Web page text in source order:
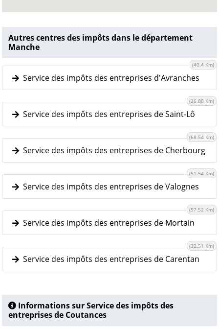
Autres centres des impôts dans le département
Manche
Service des impôts des entreprises d'Avranches
(40.4 Km)
Service des impôts des entreprises de Saint-Lô
(26.88 Km)
Service des impôts des entreprises de Cherbourg
(68.54 Km)
Service des impôts des entreprises de Valognes
(51.54 Km)
Service des impôts des entreprises de Mortain
(57.52 Km)
Service des impôts des entreprises de Carentan
(32.51 Km)
Informations sur Service des impôts des
entreprises de Coutances